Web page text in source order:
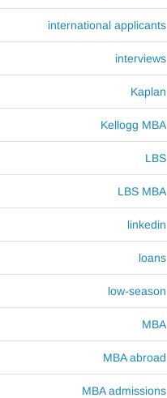
international applicants
interviews
Kaplan
Kellogg MBA
LBS
LBS MBA
linkedin
loans
low-season
MBA
MBA abroad
MBA admissions